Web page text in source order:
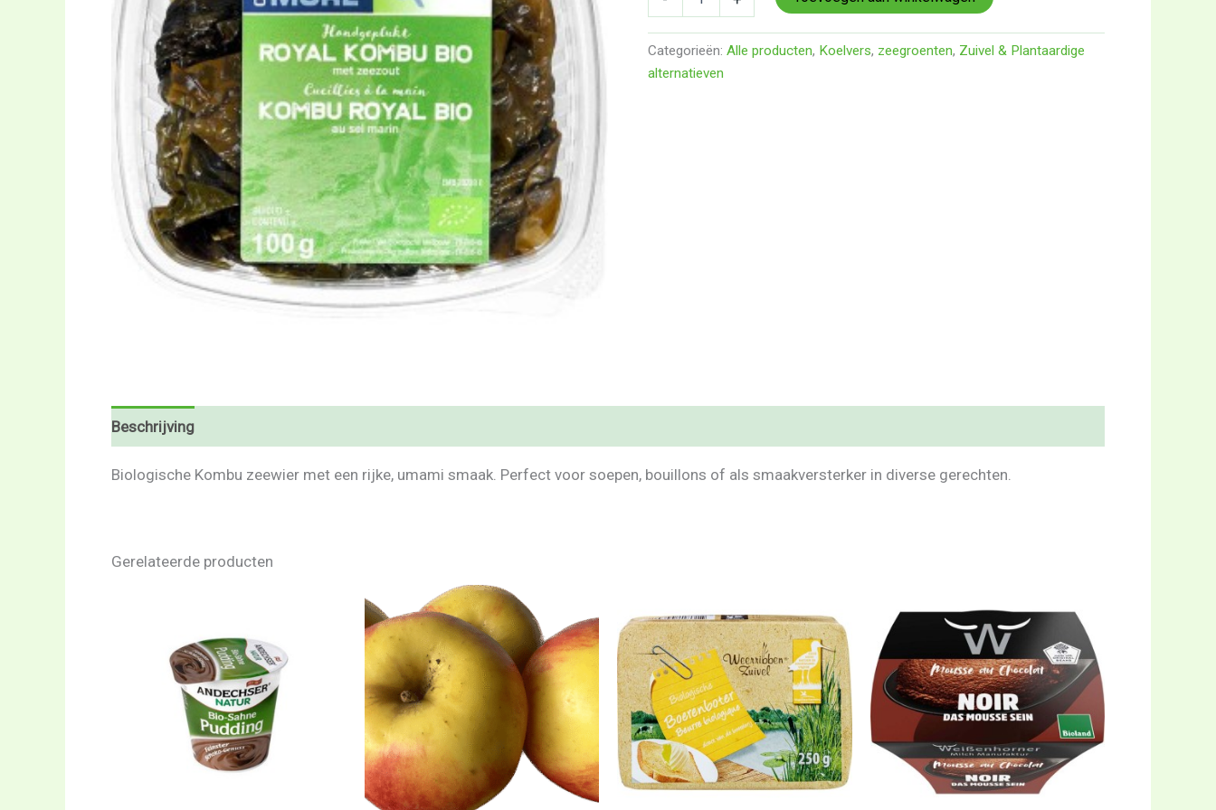
Categorieën: Alle producten, Koelvers, zeegroenten, Zuivel & Plantaardige
alternatieven
Beschrijving
Biologische Kombu zeewier met een rijke, umami smaak. Perfect voor soepen, bouillons of als smaakversterker in diverse gerechten.
Gerelateerde producten